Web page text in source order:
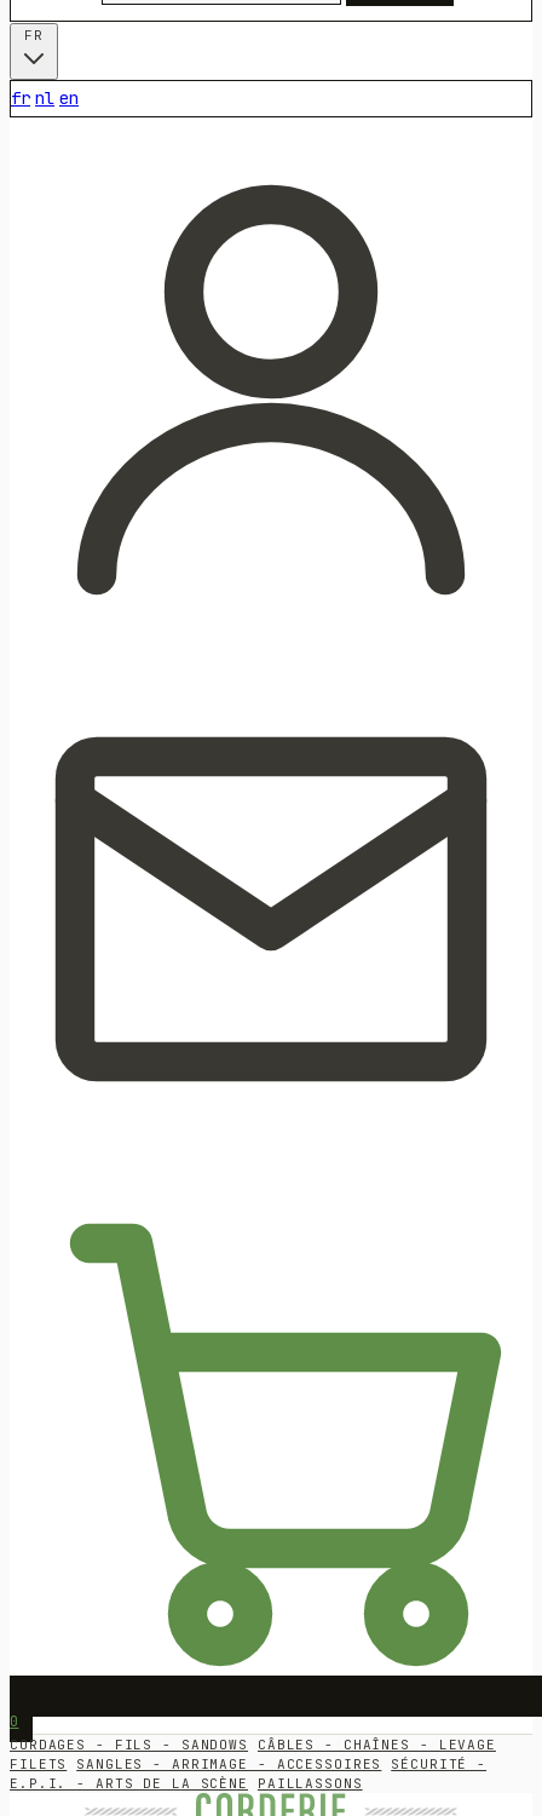
fr nl en
0
CORDAGES - FILS - SANDOWS
CÂBLES - CHAÎNES - LEVAGE
FILETS
SANGLES - ARRIMAGE - ACCESSOIRES
SÉCURITÉ -
E.P.I. - ARTS DE LA SCÈNE
PAILLASSONS